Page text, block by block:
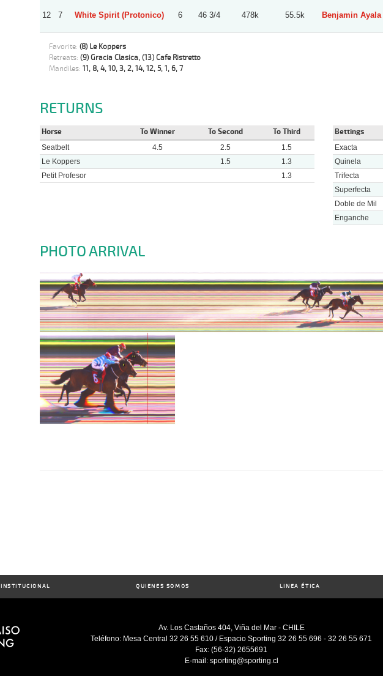
12 7 White Spirit (Protonico) 6 46 3/4 478k 55.5k Benjamin Ayala
Favorite: (8) Le Koppers
Retreats: (9) Gracia Clasica, (13) Cafe Ristretto
Mandiles: 11, 8, 4, 10, 3, 2, 14, 12, 5, 1, 6, 7
RETURNS
Horse To Winner To Second To Third
Seatbelt 4.5 2.5
1.5
Le Koppers
1.5
1.3
Petit Profesor
1.3
Bettings
Exacta
Quinela
Trifecta
Superfecta
Doble de Mil
Enganche
PHOTO ARRIVAL
INSTITUCIONAL QUIENES SOMOS LINEA ÉTICA
Av. Los Castaños 404, Viña del Mar - CHILE
Teléfono: Mesa Central 32 26 55 610 / Espacio Sporting 32 26 55 696 - 32 26 55 671
Fax: (56-32) 2655691
E-mail: sporting@sporting.cl